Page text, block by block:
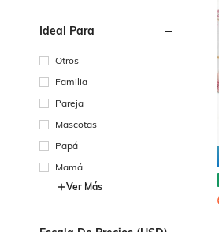
Ideal Para
Otros
Familia
Pareja
Mascotas
Papá
Mamá
Ver Más